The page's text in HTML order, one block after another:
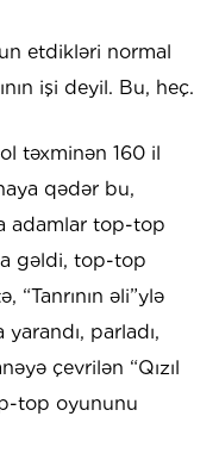
etdikləri normal
işi deyil. Bu, heç.
təxminən 160 il
qədər bu,
adamlar top-top
gəldi, top-top
əli”ylə
parladı,
çevrilən “Qızıl
top oyununu